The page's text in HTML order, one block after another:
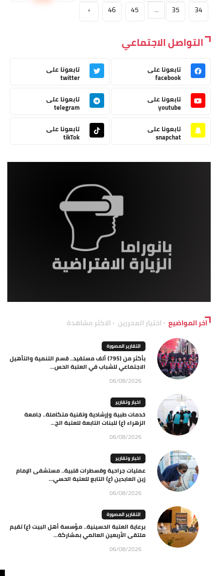
34
35
...
45
46
›
التواصل الاجتماعي
تابعونا على
facebook
تابعونا على
twitter
تابعونا على
youtube
تابعونا على
telegram
تابعونا على
snapchat
تابعونا على
tikTok
آخر المواضيع اختيار المحررين الاكثر مشاهدة
التقارير المصورة
بأكثر من (795) ألف مستفيد.. قسم التنمية والتأهيل
الاجتماعي للشباب في العتبة الحس...
06/08/2026
اخبار وتقارير
خدمات طبية وإرشادية وتقنية متكاملة.. جامعة
الزهراء (ع) للبنات التابعة للعتبة الح...
06/08/2026
اخبار وتقارير
عمليات جراحية وقسطرات قلبية.. مستشفى الإمام
زين العابدين (ع) التابع للعتبة الحسي...
06/08/2026
التقارير المصورة
برعاية العتبة الحسينية.. مؤسسة أهل البيت (ع) تقيم
ملتقى الأربعين العالمي بمشاركة...
06/08/2026